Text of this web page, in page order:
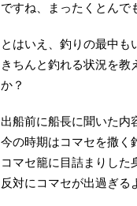
ですね、まったくとんで
とはいえ、釣りの最中も
きちんと釣れる状況を教
か？
出船前に船長に聞いた内
今の時期はコマセを撒く
コマセ籠に目詰まりした
反対にコマセが出過ぎる